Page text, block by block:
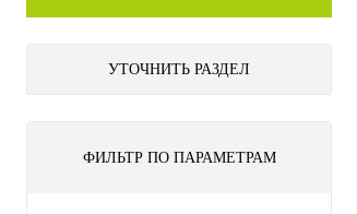
УТОЧНИТЬ РАЗДЕЛ
ФИЛЬТР ПО ПАРАМЕТРАМ